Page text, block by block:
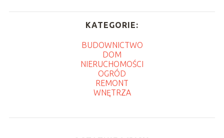
KATEGORIE:
BUDOWNICTWO
DOM
NIERUCHOMOŚCI
OGRÓD
REMONT
WNĘTRZA